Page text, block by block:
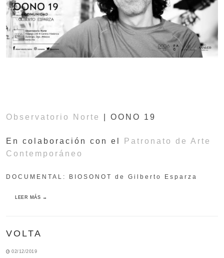
Observatorio Norte | OONO 19
En colaboración con el
Patronato de Arte
Contemporáneo
DOCUMENTAL: BIOSONOT de Gilberto Esparza
LEER MÁS →
VOLTA
02/12/2019